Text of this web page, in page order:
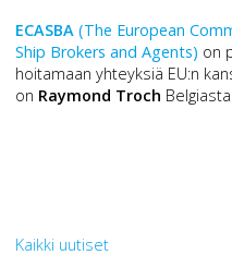
ECASBA (The European
Ship Brokers and Agents) on
hoitamaan yhteyksiä EU:n
on Raymond Troch
Kaikki uutiset